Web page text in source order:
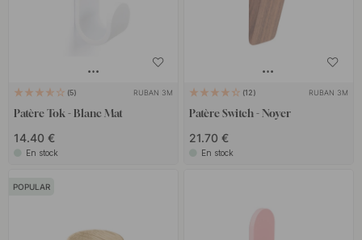
5 RUBAN 3M
Patère Tok - Blanc Mat
14.40 €
En stock
12 RUBAN 3M
Patère Switch - Noyer
21.70 €
En stock
POPULAR